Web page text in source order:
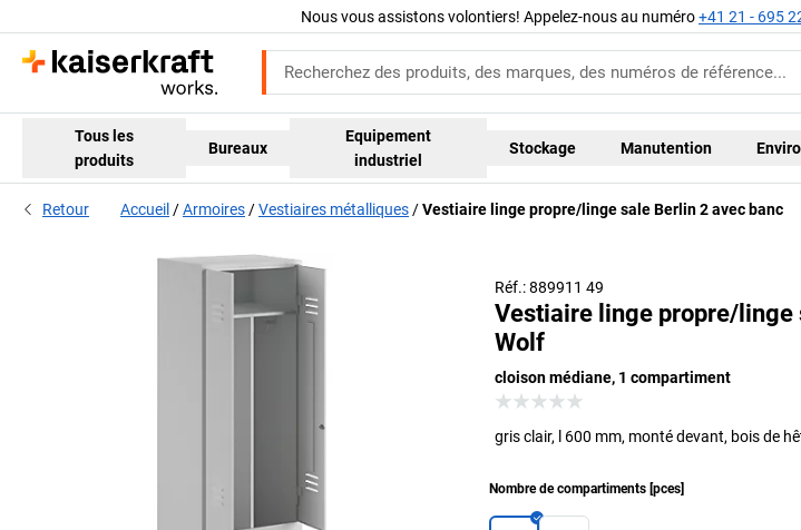
Nous vous assistons volontiers! Appelez-nous au numéro+41 21 - 695
Tous les
produits
Bureaux
Equipement
industriel
Stockage Manutention
Retour Accueil Armoires Vestiaires métalliques Vestiaire linge propre/linge sale Berlin 2 avec banc
Réf.: 889911 49
Vestiaire linge propre/linge
Wolf
cloison médiane, 1 compartiment
gris clair, l 600 mm, monté devant, bois de
Nombre de compartiments [pces]